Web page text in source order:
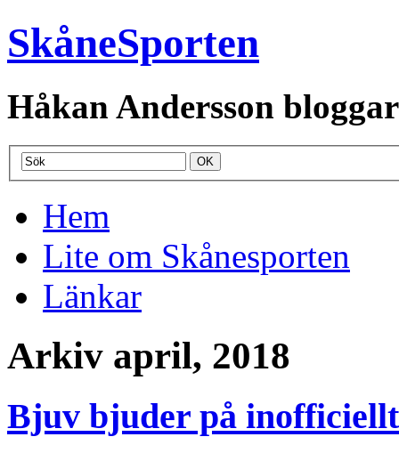
SkåneSporten
Håkan Andersson
Hem
Lite om Skånesporten
Länkar
Arkiv april, 2018
Bjuv bjuder på